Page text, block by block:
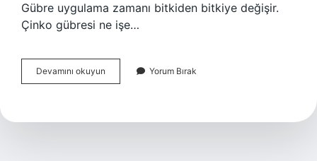
Gübre uygulama zamanı bitkiden bitkiye değişir.
Çinko gübresi ne işe…
Devamını okuyun
Bor
Işe
Yorum Bırak